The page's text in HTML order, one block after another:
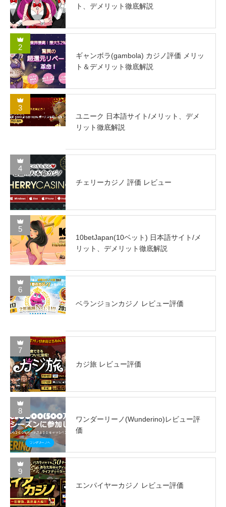
ト、デメリット徹底解説
2
ギャンボラ(gambola) カジノ評価 メリッ
ト＆デメリット徹底解説
3
ユニーク 日本語サイト/メリット、デメ
リット徹底解説
4
チェリーカジノ 評価 レビュー
5
10betJapan(10ベット) 日本語サイト/メ
リット、デメリット徹底解説
6
ベランジョンカジノ レビュー評価
7
カジ旅 レビュー評価
8
ワンダーリーノ(Wunderino)レビュー評
価
9
エンパイヤーカジノ レビュー評価